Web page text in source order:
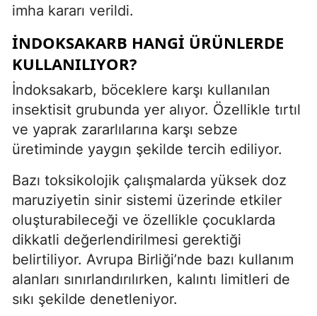
imha kararı verildi.
İNDOKSAKARB HANGI ÜRÜNLERDE
KULLANILIYOR?
İndoksakarb, böceklere karşı kullanılan
insektisit grubunda yer alıyor. Özellikle tırtıl
ve yaprak zararlılarına karşı sebze
üretiminde yaygın şekilde tercih ediliyor.
Bazı toksikolojik çalışmalarda yüksek doz
maruziyetin sinir sistemi üzerinde etkiler
oluşturabileceği ve özellikle çocuklarda
dikkatli değerlendirilmesi gerektiği
belirtiliyor. Avrupa Birliği’nde bazı kullanım
alanları sınırlandırılırken, kalıntı limitleri de
sıkı şekilde denetleniyor.